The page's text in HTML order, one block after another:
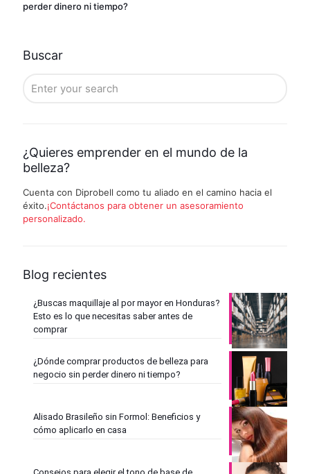
perder dinero ni tiempo?
Buscar
¿Quieres emprender en el mundo de la
belleza?
Cuenta con Diprobell como tu aliado en el camino hacia el
éxito.¡Contáctanos para obtener un asesoramiento
personalizado.
Blog recientes
¿Buscas maquillaje al por mayor en Honduras?
Esto es lo que necesitas saber antes de
comprar
¿Dónde comprar productos de belleza para
negocio sin perder dinero ni tiempo?
Alisado Brasileño sin Formol: Beneficios y
cómo aplicarlo en casa